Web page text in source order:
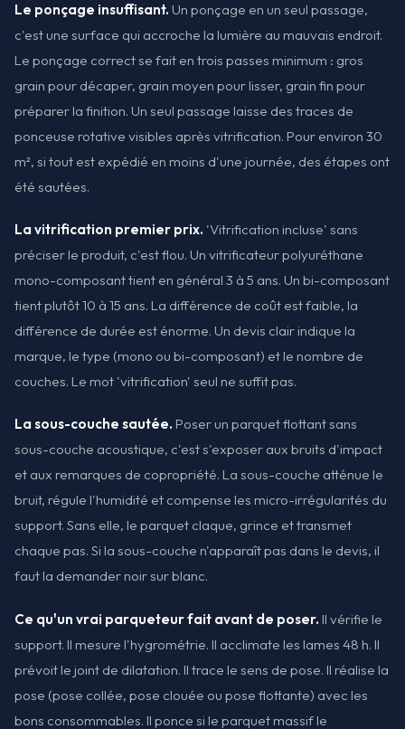
Le ponçage insuffisant. Un ponçage en un seul passage,
c'est une surface qui accroche la lumière au mauvais endroit.
Le ponçage correct se fait en trois passes minimum : gros
grain pour décaper, grain moyen pour lisser, grain fin pour
préparer la finition. Un seul passage laisse des traces de
ponceuse rotative visibles après vitrification. Pour environ 30
m², si tout est expédié en moins d'une journée, des étapes ont
été sautées.
La vitrification premier prix. 'Vitrification incluse' sans
préciser le produit, c'est flou. Un vitrificateur polyuréthane
mono-composant tient en général 3 à 5 ans. Un bi-composant
tient plutôt 10 à 15 ans. La différence de coût est faible, la
différence de durée est énorme. Un devis clair indique la
marque, le type (mono ou bi-composant) et le nombre de
couches. Le mot 'vitrification' seul ne suffit pas.
La sous-couche sautée. Poser un parquet flottant sans
sous-couche acoustique, c'est s'exposer aux bruits d'impact
et aux remarques de copropriété. La sous-couche atténue le
bruit, régule l'humidité et compense les micro-irrégularités du
support. Sans elle, le parquet claque, grince et transmet
chaque pas. Si la sous-couche n'apparaît pas dans le devis, il
faut la demander noir sur blanc.
Ce qu'un vrai parqueteur fait avant de poser. Il vérifie le
support. Il mesure l'hygrométrie. Il acclimate les lames 48 h. Il
prévoit le joint de dilatation. Il trace le sens de pose. Il réalise la
pose (pose collée, pose clouée ou pose flottante) avec les
bons consommables. Il ponce si le parquet massif le